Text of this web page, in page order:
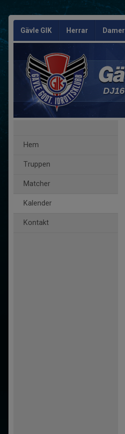
Gävle GIK Herrar Damer
DJ16
Hem
Truppen
Matcher
Kalender
Kontakt